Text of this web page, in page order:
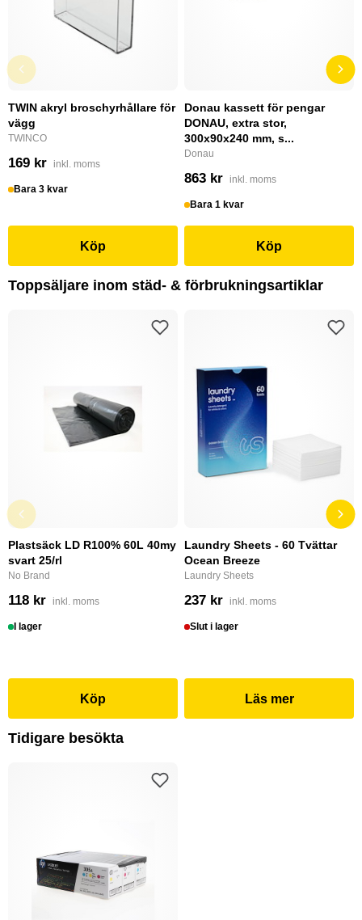
TWIN akryl broschyrhållare för
vägg
TWINCO
169 kr inkl. moms
Bara 3 kvar
Köp
Donau kassett för pengar
DONAU, extra stor,
300x90x240 mm, s...
Donau
863 kr inkl. moms
Bara 1 kvar
Köp
Toppsäljare inom städ- & förbrukningsartiklar
Plastsäck LD R100% 60L 40my
svart 25/rl
No Brand
118 kr inkl. moms
I lager
Köp
Laundry Sheets - 60 Tvättar
Ocean Breeze
Laundry Sheets
237 kr inkl. moms
Slut i lager
Läs mer
Tidigare besökta